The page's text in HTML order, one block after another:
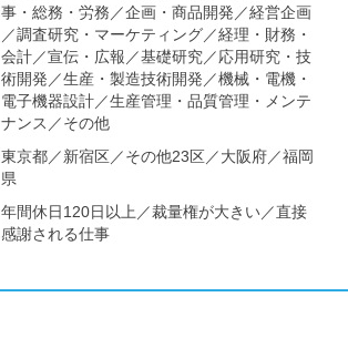
事・総務・労務／企画・商品開発／経営企画
／調査研究・マーケティング／経理・財務・
会計／宣伝・広報／基礎研究／応用研究・技
術開発／生産・製造技術開発／機械・電機・
電子機器設計／生産管理・品質管理・メンテ
ナンス／その他
東京都／新宿区／その他23区／大阪府／福岡
県
年間休日120日以上／裁量権が大きい／直接
感謝される仕事